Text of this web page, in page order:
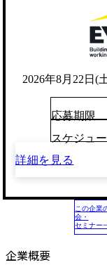
2026年8月22日(
応募期限
スケジュ
詳細を見る
この企業
会・
セミナー
企業概要